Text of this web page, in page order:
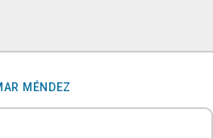
MÉNDEZ